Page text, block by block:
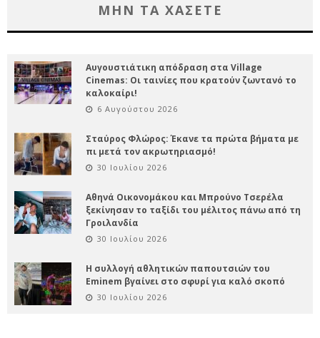
ΜΗΝ ΤΑ ΧΑΣΕΤΕ
Αυγουστιάτικη απόδραση στα Village
Cinemas: Οι ταινίες που κρατούν ζωντανό το
καλοκαίρι!
6 Αυγούστου 2026
Σταύρος Φλώρος: Έκανε τα πρώτα βήματα με
πι μετά τον ακρωτηριασμό!
30 Ιουλίου 2026
Αθηνά Οικονομάκου και Μπρούνο Τσερέλα
ξεκίνησαν το ταξίδι του μέλιτος πάνω από τη
Γροιλανδία
30 Ιουλίου 2026
Η συλλογή αθλητικών παπουτσιών του
Eminem βγαίνει στο σφυρί για καλό σκοπό
30 Ιουλίου 2026